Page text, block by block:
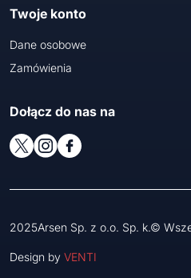
Twoje konto
Dane osobowe
Zamówienia
Dołącz do nas na
2025Arsen Sp. z o.o. Sp. k.©
Design by VENTI